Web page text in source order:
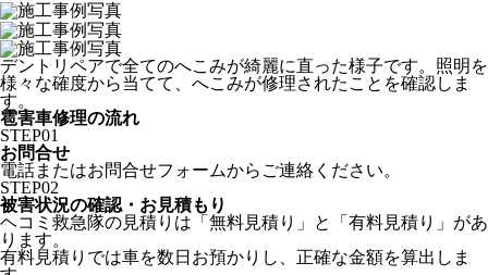
デントリペアで全てのへこみが綺麗に直った様子です。照明を
様々な確度から当てて、へこみが修理されたことを確認しま
す。
雹害車修理の流れ
STEP01
お問合せ
電話またはお問合せフォームからご連絡ください。
STEP02
被害状況の確認・お見積もり
ヘコミ救急隊の見積りは「無料見積り」と「有料見積り」があ
ります。
有料見積りでは車を数日お預かりし、正確な金額を算出しま